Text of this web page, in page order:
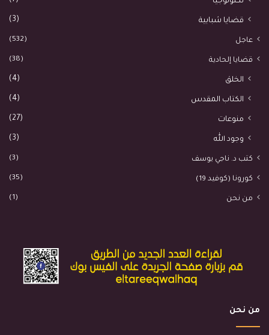
قضايا شبابية (3)
عاجل (532)
قضايا إلحادية (38)
الخلق (4)
الكتاب المقدس (4)
منوعات (27)
وجود الله (3)
كتب د. ناجي يوسف (3)
كورونا (كوفيد 19) (35)
من نحن (1)
من نحن